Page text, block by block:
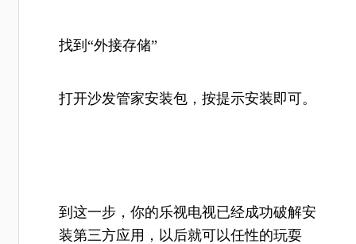
找到“外接存储”
打开沙发管家安装包，按提示安装即可。
到这一步，你的乐视电视已经成功破解安
装第三方应用，以后就可以任性的玩耍